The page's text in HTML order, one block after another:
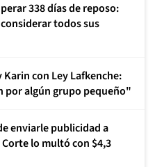
338 días de reposo:
todos sus
con Ley Lafkenche:
por algún grupo pequeño"
enviarle publicidad a
lo multó con $4,3